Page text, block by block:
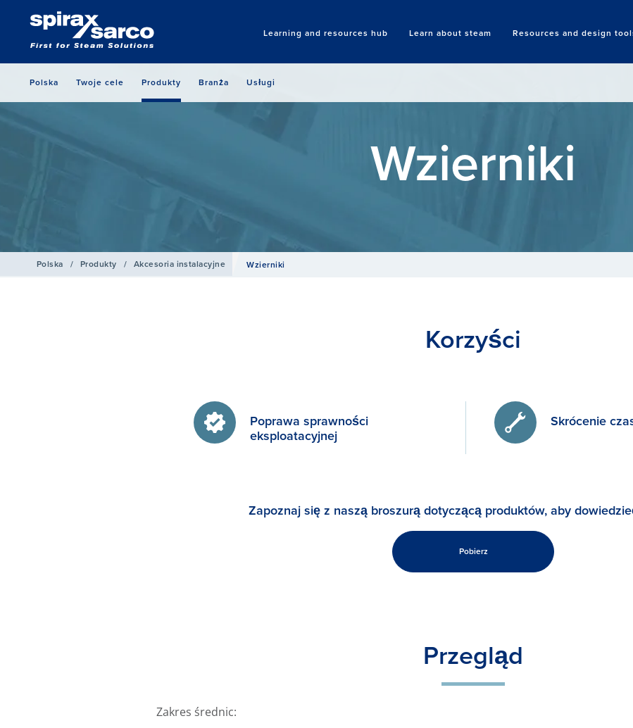
Learning and resources hub Learn about steam Resources and design
Search
Polska Twoje cele Produkty Branża Usługi
Wzierniki
Polska / Produkty / Akcesoria instalacyjne Wzierniki
Korzyści
Poprawa sprawności
eksploatacyjnej
Skrócenie
Zapoznaj się z naszą broszurą dotyczącą produktów, aby
Pobierz
Przegląd
Zakres średnic: